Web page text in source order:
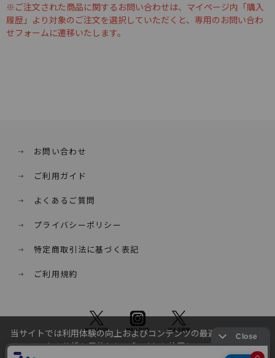
※ご注文された商品に関するお問い合わせは、マイページ内「購入
履歴」より対象のご注文を選択していただくと、専用のお問い合わ
せフォームに遷移いたします。
お問い合わせ
ご利用ガイド
よくあるご質問
プライバシーポリシー
特定商取引法に基づく表記
ご利用規約
当サイトでは利用体験の向上およびコンテンツの最適な提供、ト
ラフィックの分析を目的としてCookieを使用しています。